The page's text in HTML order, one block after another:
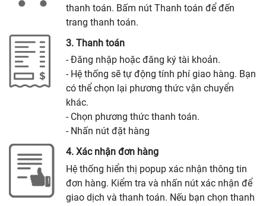
thanh toán. Bấm nút Thanh toán để đến
trang thanh toán.
3. Thanh toán
- Đăng nhập hoặc đăng ký tài khoản.
- Hệ thống sẽ tự động tính phí giao hàng. Bạn
có thể chọn lại phương thức vận chuyển
khác.
- Chọn phương thức thanh toán.
- Nhấn nút đặt hàng
4. Xác nhận đơn hàng
Hệ thống hiển thị popup xác nhận thông tin
đơn hàng. Kiểm tra và nhấn nút xác nhận để
giao dịch và thanh toán. Nếu bạn chọn thanh